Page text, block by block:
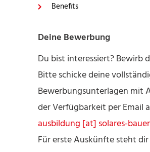
Benefits
Deine Bewerbung
Du bist interessiert? Bewirb
Bitte schicke deine
Bewerbungsunterlagen mit
der Verfügbarkeit per Email
ausbildung [at] solares-
Für erste Auskünfte steht dir